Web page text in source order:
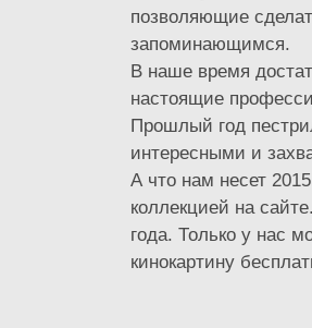
позволяющие
запоминающимся.
В наше время
настоящие
Прошлый год
интересными и
А что нам несет
коллекцией на
года. Только у нас
кинокартину